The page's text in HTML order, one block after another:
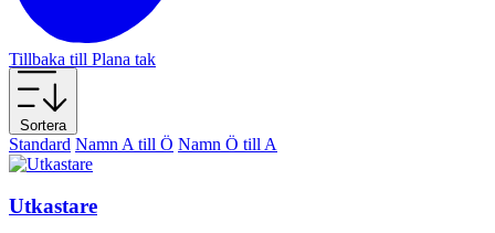
Tillbaka till Plana tak
Sortera
Standard Namn A till Ö Namn Ö till A
Utkastare